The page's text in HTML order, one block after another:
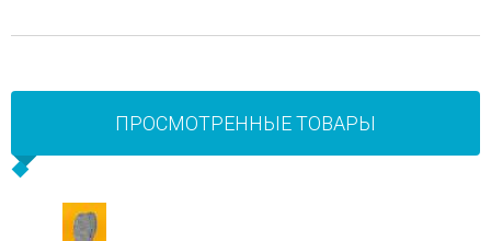
ПРОСМОТРЕННЫЕ ТОВАРЫ